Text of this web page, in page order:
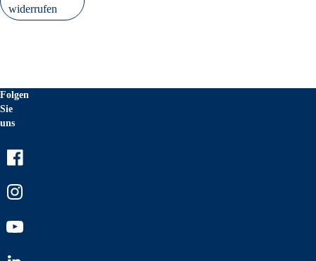
widerrufen
Folgen
Sie
uns
Youtube